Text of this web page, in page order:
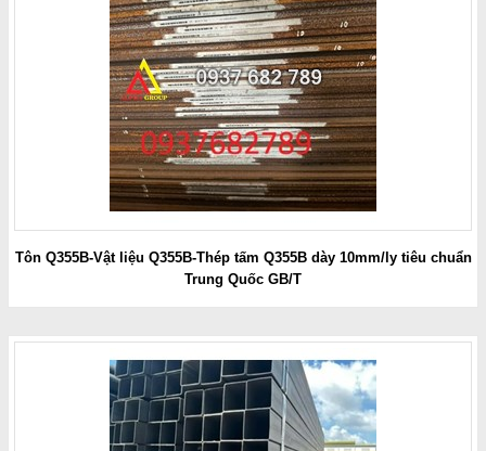
Tôn Q355B-Vật liệu Q355B-Thép tấm Q355B dày 10mm/ly tiêu chuẩn
Trung Quốc GB/T